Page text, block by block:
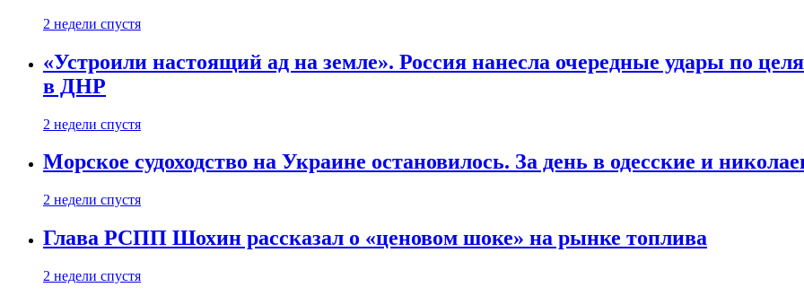
2 недели спустя
«Устроили настоящий ад на земле». Россия нанесла очередные удары по
в ДНР
2 недели спустя
Морское судоходство на Украине остановилось. За день в одесские и
2 недели спустя
Глава РСПП Шохин рассказал о «ценовом шоке» на рынке топлива
2 недели спустя